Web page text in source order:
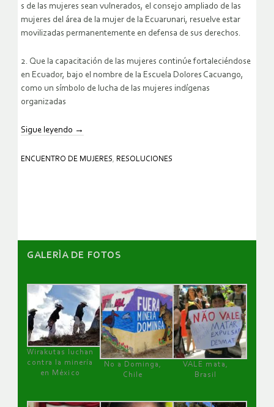
s de las mujeres sean vulnerados, el consejo ampliado de las
mujeres del área de la mujer de la Ecuarunari, resuelve estar
movilizadas permanentemente en defensa de sus derechos.
2. Que la capacitación de las mujeres continúe fortaleciéndose
en Ecuador, bajo el nombre de la Escuela Dolores Cacuango,
como un símbolo de lucha de las mujeres indígenas
organizadas
Sigue leyendo →
ENCUENTRO DE MUJERES, RESOLUCIONES
GALERÌA DE FOTOS
Wirakutas luchan
contra la minería
en México
No a Dominga,
Chile
VALE mata,
Brasil